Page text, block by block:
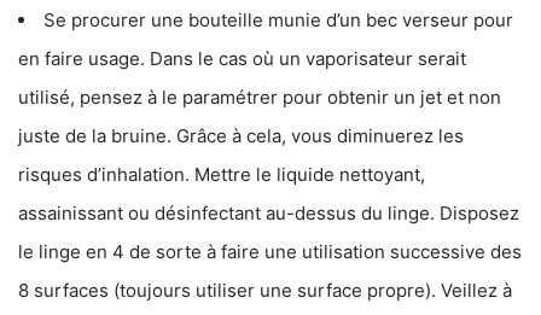
Se procurer une bouteille munie d’un bec verseur pour
en faire usage. Dans le cas où un vaporisateur serait
utilisé, pensez à le paramétrer pour obtenir un jet et non
juste de la bruine. Grâce à cela, vous diminuerez les
risques d’inhalation. Mettre le liquide nettoyant,
assainissant ou désinfectant au-dessus du linge. Disposez
le linge en 4 de sorte à faire une utilisation successive des
8 surfaces (toujours utiliser une surface propre). Veillez à